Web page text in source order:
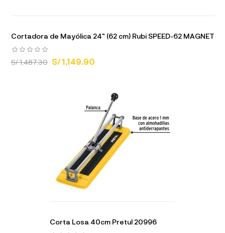
Cortadora de Mayólica 24" (62 cm) Rubi SPEED-62 MAGNET
S/ 1,487.30 S/ 1,149.90
Corta Losa 40cm Pretul 20996